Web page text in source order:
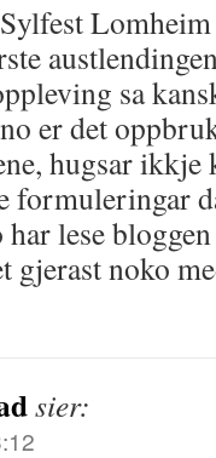
sa
er det
hugsar ikkje
formuleringar
lese
gjerast noko
sier: